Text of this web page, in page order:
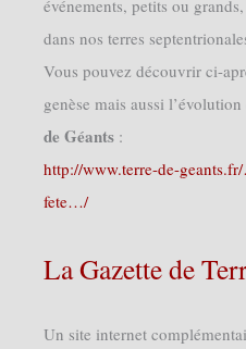
événements, petits ou
dans nos terres
Vous pouvez découvrir ci-
genèse mais aussi
de Géants :
http://www.terre-de-
fete…/
La Gazette de
Un site internet